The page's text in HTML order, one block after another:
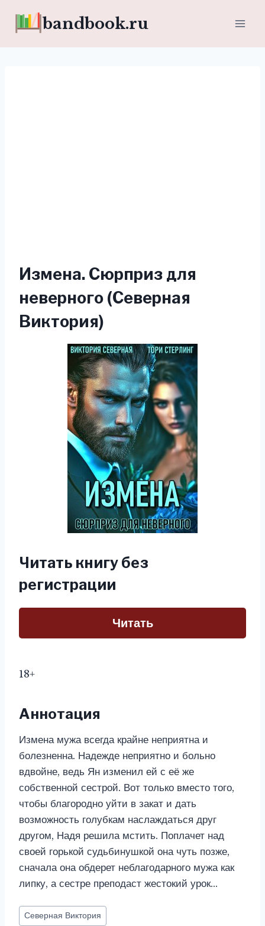
bandbook.ru
Измена. Сюрприз для
неверного (Северная
Виктория)
Читать книгу без
регистрации
Читать
18+
Аннотация
Измена мужа всегда крайне неприятна и
болезненна. Надежде неприятно и больно
вдвойне, ведь Ян изменил ей с её же
собственной сестрой. Вот только вместо того,
чтобы благородно уйти в закат и дать
возможность голубкам наслаждаться друг
другом, Надя решила мстить. Поплачет над
своей горькой судьбинушкой она чуть позже,
сначала она обдерет неблагодарного мужа как
липку, а сестре преподаст жестокий урок…
Метки
Северная Виктория